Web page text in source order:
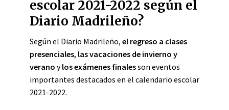
escolar 2021-2022 según el
Diario Madrileño?
Según el Diario Madrileño, el regreso a clases
presenciales, las vacaciones de invierno y
verano ylos exámenes finalesson eventos
importantes destacados en el calendario escolar
2021-2022.